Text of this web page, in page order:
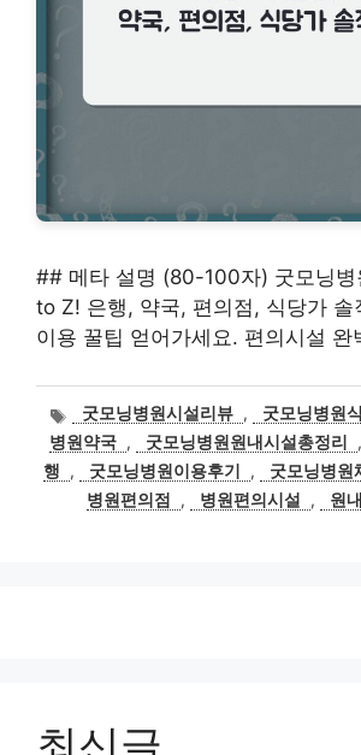
## 메타 설명 (80-100자) 굿모닝병
to Z! 은행, 약국, 편의점, 식당가 솔
이용 꿀팁 얻어가세요. 편의시설 완
태
그
굿모닝병원시설리뷰 , 굿모닝병원
병원약국 , 굿모닝병원원내시설총정리 ,
행
, 굿모닝병원이용후기 , 굿모닝병원
병원편의점
, 병원편의시설 , 원
최신글